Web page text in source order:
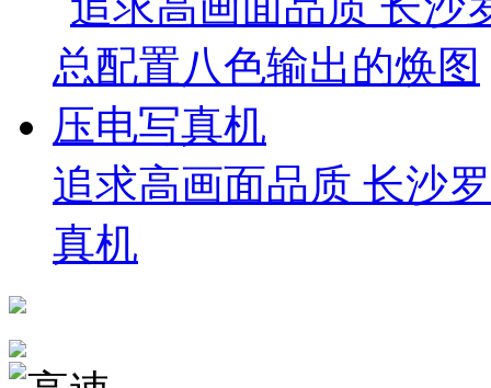
追求高画面品质 长沙
真机